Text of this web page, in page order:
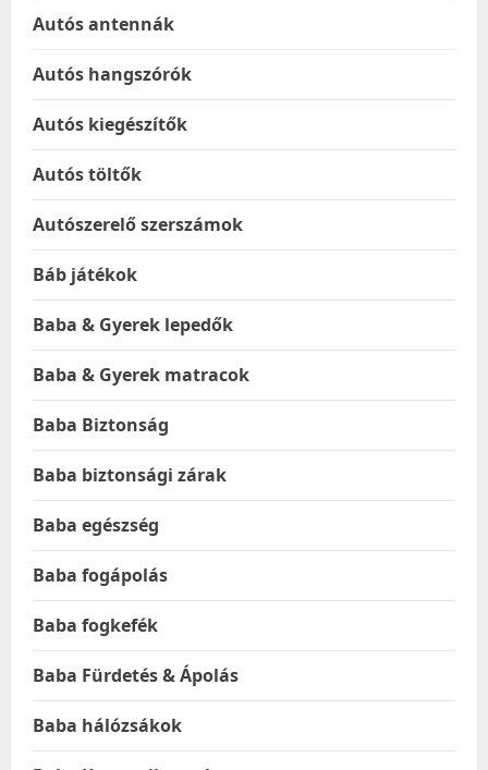
Autós antennák
Autós hangszórók
Autós kiegészítők
Autós töltők
Autószerelő szerszámok
Báb játékok
Baba & Gyerek lepedők
Baba & Gyerek matracok
Baba Biztonság
Baba biztonsági zárak
Baba egészség
Baba fogápolás
Baba fogkefék
Baba Fürdetés & Ápolás
Baba hálózsákok